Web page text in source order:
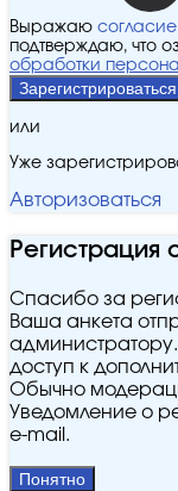
Выражаю согласие
подтверждаю, что
обработки
Зарегистрироваться
или
Уже
Авторизоваться
Спасибо за
Ваша анкета
доступ к
Обычно
Уведомление о
e‑mail.
Понятно